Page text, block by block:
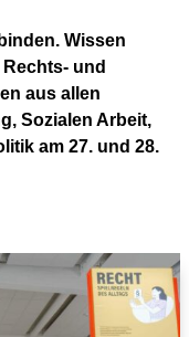
Wissen
und
aus allen
Sozialen Arbeit,
am 27. und 28.